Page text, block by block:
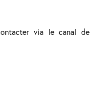
via le canal de